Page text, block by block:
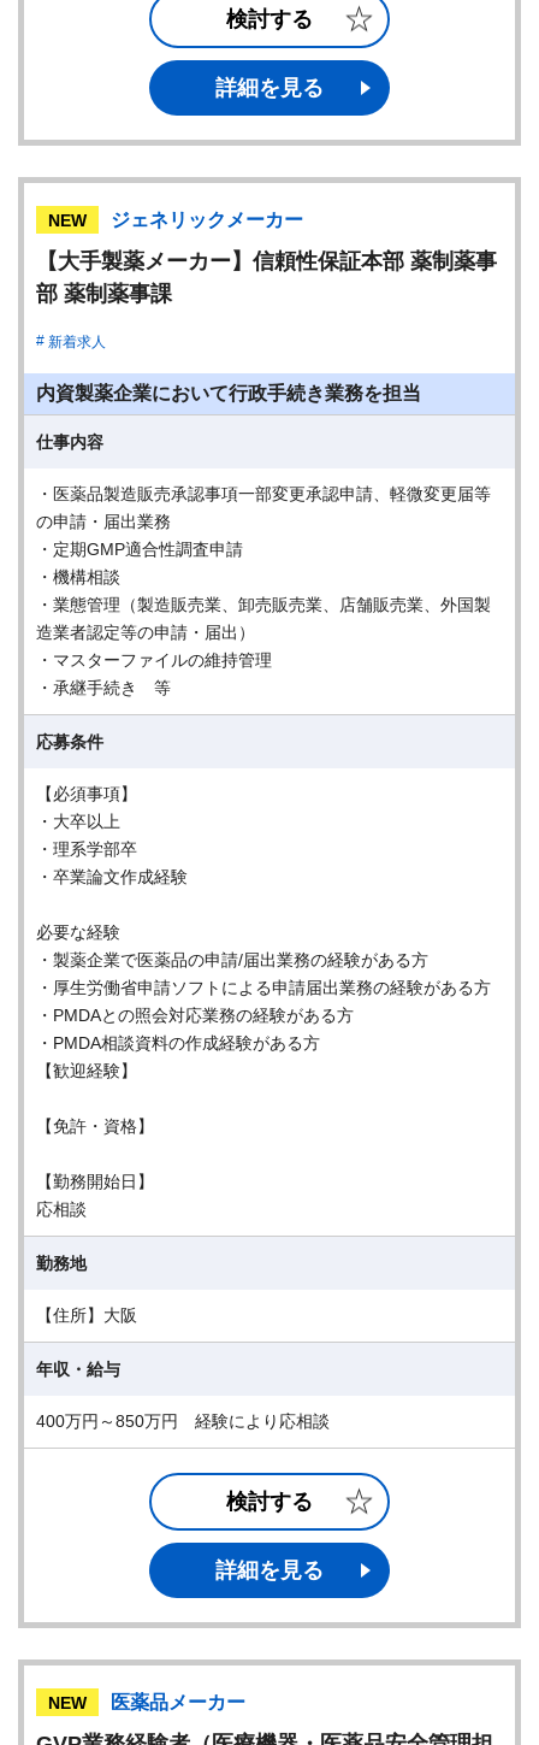
検討する
詳細を見る
NEW ジェネリックメーカー
【大手製薬メーカー】信頼性保証本部 薬制薬事
部 薬制薬事課
新着求人
内資製薬企業において行政手続き業務を担当
仕事内容
・医薬品製造販売承認事項一部変更承認申請、軽微変更届等
の申請・届出業務
・定期GMP適合性調査申請
・機構相談
・業態管理（製造販売業、卸売販売業、店舗販売業、外国製
造業者認定等の申請・届出）
・マスターファイルの維持管理
・承継手続き 等
応募条件
【必須事項】
・大卒以上
・理系学部卒
・卒業論文作成経験
必要な経験
・製薬企業で医薬品の申請/届出業務の経験がある方
・厚生労働省申請ソフトによる申請届出業務の経験がある方
・PMDAとの照会対応業務の経験がある方
・PMDA相談資料の作成経験がある方
【歓迎経験】
【免許・資格】
【勤務開始日】
応相談
勤務地
【住所】大阪
年収・給与
400万円～850万円 経験により応相談
検討する
詳細を見る
NEW 医薬品メーカー